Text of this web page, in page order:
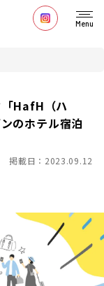
Menu
HafH（ハ
のホテル宿泊
掲載日：2023.09.12